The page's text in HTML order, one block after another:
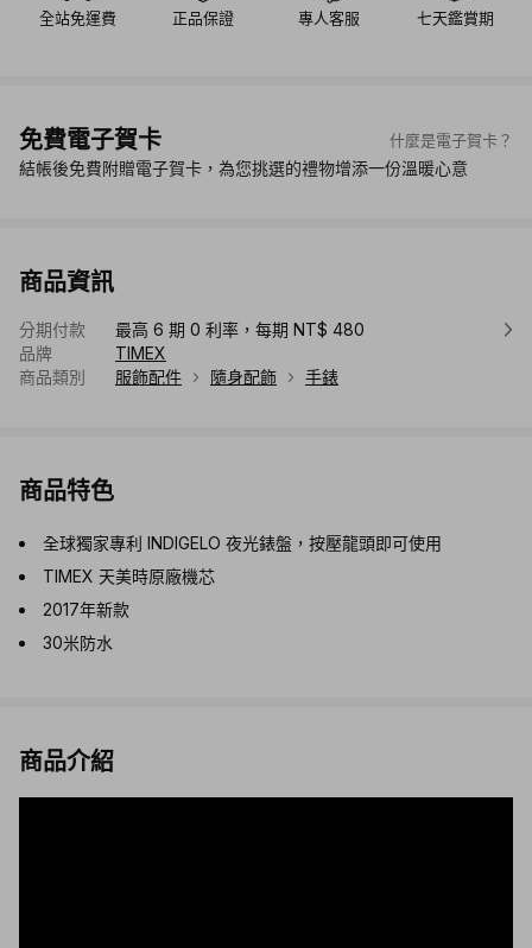
全站免運費 正品保證 專人客服 七天鑑賞期
免費電子賀卡 什麼是電子賀卡？
結帳後免費附贈電子賀卡，為您挑選的禮物增添一份溫暖心意
商品資訊
分期付款
最高 6 期 0 利率，每期 NT$ 480
品牌
TIMEX
商品類別
服飾配件 隨身配飾 手錶
商品特色
全球獨家專利 INDIGELO 夜光錶盤，按壓龍頭即可使用
TIMEX 天美時原廠機芯
2017年新款
30米防水
商品介紹